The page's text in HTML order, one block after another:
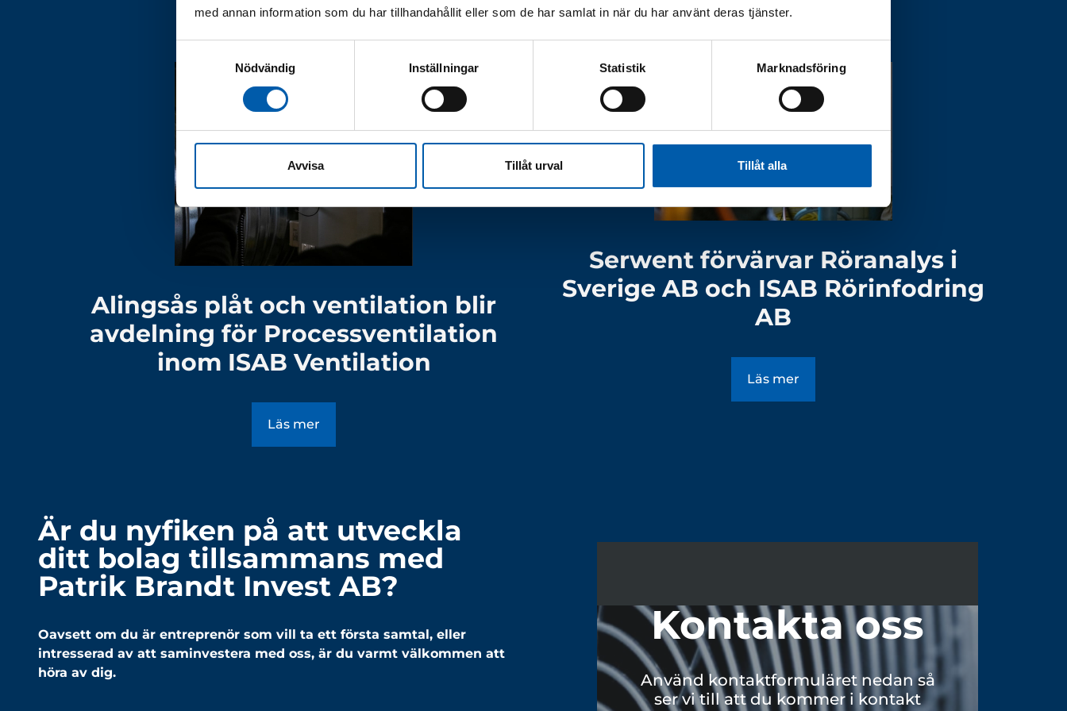
med annan information som du har tillhandahållit eller som de har samlat in när du har använt deras tjänster.
Nödvändig
Inställningar Statistik Marknadsföring
Avvisa Tillåt urval Tillåt alla
Alingsås plåt och ventilation blir
avdelning för Processventilation
inom ISAB Ventilation
Läs mer
Serwent förvärvar Röranalys i
Sverige AB och ISAB Rörinfodring
AB
Läs mer
Är du nyfiken på att utveckla
ditt bolag tillsammans med
Patrik Brandt Invest AB?
Oavsett om du är entreprenör som vill ta ett första samtal, eller
intresserad av att saminvestera med oss, är du varmt välkommen att
höra av dig.
Kontakta oss
Använd kontaktformuläret nedan så
ser vi till att du kommer i kontakt